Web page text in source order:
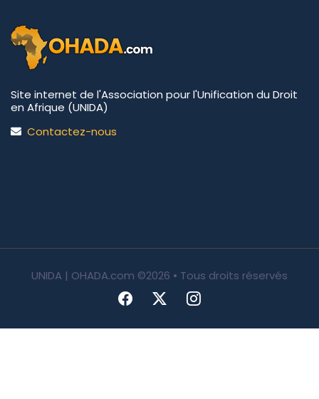
Site internet de l'Association pour l'Unification du Droit
en Afrique (UNIDA)
Contactez-nous
UNIDA | OHADA.com ©2026 • Tous droits réservés